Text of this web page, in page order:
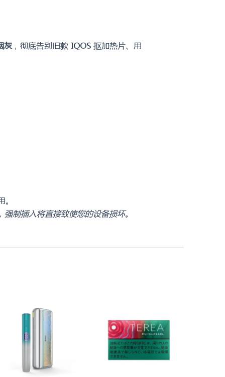
灰 ，彻底告别旧款 IQOS 抠加热片、用
制插入将直接致使您的设备损坏。